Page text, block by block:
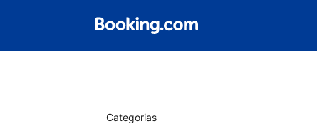
Categorias